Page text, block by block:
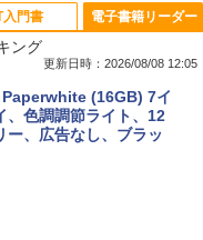
Neo A18 Proチッ
ートブック：AIとAppl
めに設計、Liquid Ret
8GBユニファイドメモ
インディゴ
ド - 800 Robux 【限
テムを含む】 【オンラ
】 ロブロックス | オン
入門書
公式テキスト 第４版
電子書籍リーダー
ング
更新日時：2026/08/08 12:05
(16GB) 7イ
、色調調節ライト、12
ー、広告なし、ブラッ